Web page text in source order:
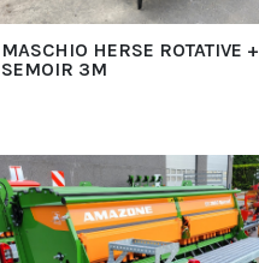
MASCHIO HERSE ROTATIVE +
SEMOIR 3M